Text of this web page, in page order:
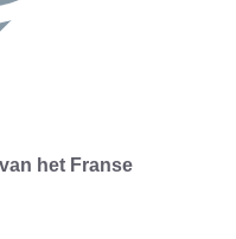
het Franse